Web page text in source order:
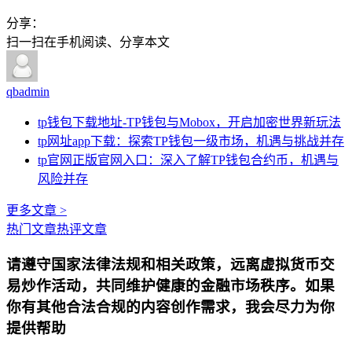
分享：
扫一扫在手机阅读、分享本文
qbadmin
tp钱包下载地址-TP钱包与Mobox，开启加密世界新玩法
tp网址app下载：探索TP钱包一级市场，机遇与挑战并存
tp官网正版官网入口：深入了解TP钱包合约币，机遇与
风险并存
更多文章 >
热门文章热评文章
请遵守国家法律法规和相关政策，远离虚拟货币交
易炒作活动，共同维护健康的金融市场秩序。如果
你有其他合法合规的内容创作需求，我会尽力为你
提供帮助